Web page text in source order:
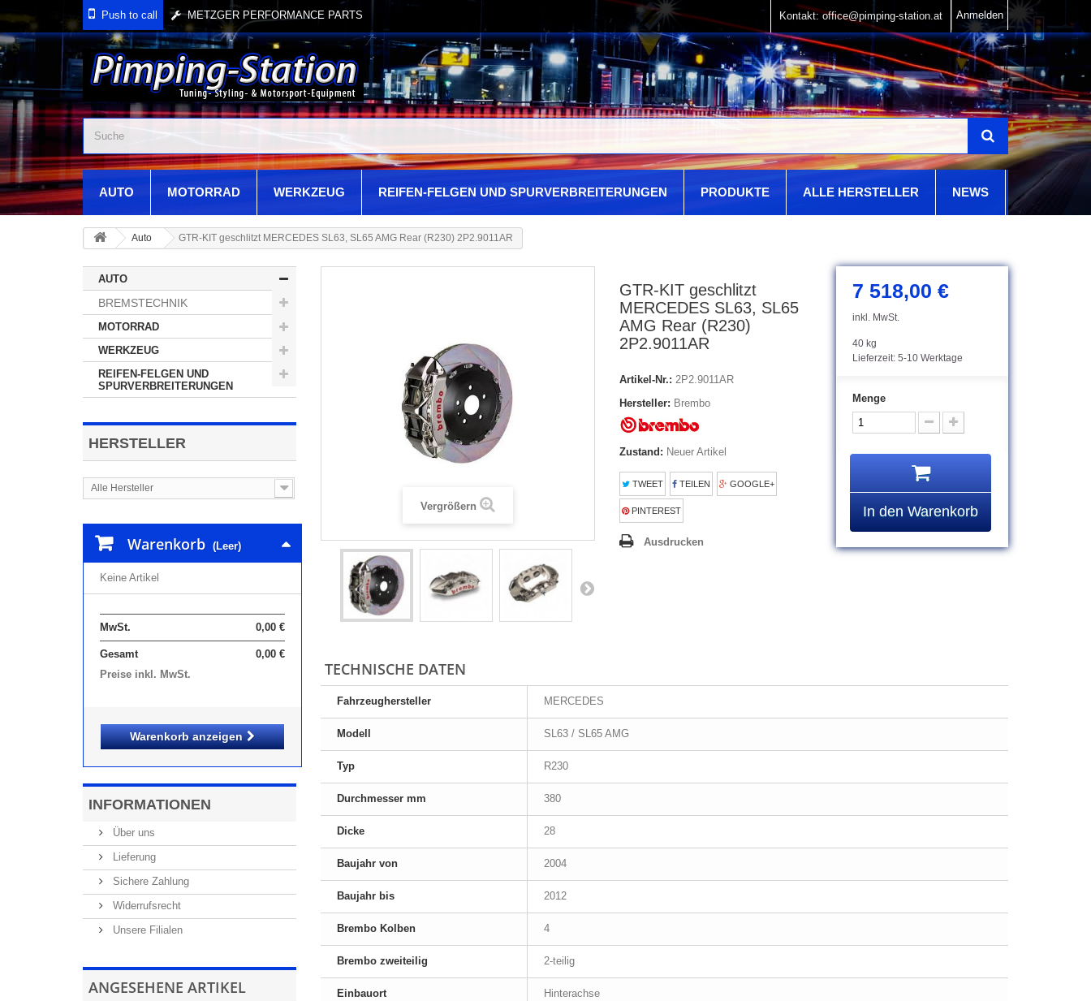
Anmelden
Push to call
AUTO MOTORRAD WERKZEUG REIFEN-FELGEN UND SPURVERBREITERUNGEN PRODUKTE ALLE HERSTELLER NEWS
Auto GTR-KIT geschlitzt MERCEDES SL63, SL65 AMG Rear (R230) 2P2.9011AR
AUTO
BREMSTECHNIK
MOTORRAD
WERKZEUG
REIFEN-FELGEN UND
SPURVERBREITERUNGEN
HERSTELLER
Alle Hersteller
Warenkorb (Leer)
Keine Artikel
0,00 €
MwSt.
0,00 €
Gesamt
Preise inkl. MwSt.
Warenkorb anzeigen
INFORMATIONEN
Über uns
Lieferung
Sichere Zahlung
Widerrufsrecht
Unsere Filialen
ANGESEHENE ARTIKEL
Vergrößern
GTR-KIT geschlitzt
MERCEDES SL63, SL65
AMG Rear (R230)
2P2.9011AR
Artikel-Nr.: 2P2.9011AR
Hersteller: Brembo
Zustand: Neuer Artikel
TWEET TEILEN GOOGLE+
PINTEREST
Ausdrucken
7 518,00 €
inkl. MwSt.
40 kg
Lieferzeit: 5-10 Werktage
Menge
In den Warenkorb
TECHNISCHE DATEN
Fahrzeughersteller MERCEDES
Modell SL63 / SL65 AMG
Typ R230
Durchmesser mm 380
Dicke 28
Baujahr von 2004
Baujahr bis 2012
Brembo Kolben 4
Brembo zweiteilig 2-teilig
Einbauort Hinterachse